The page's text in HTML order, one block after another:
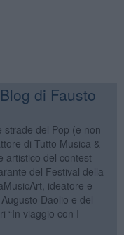
di Fausto
strade del Pop (e non
di Tutto Musica &
artistico del contest
del Festival della
ideatore e
Daolio e del
“In viaggio con I